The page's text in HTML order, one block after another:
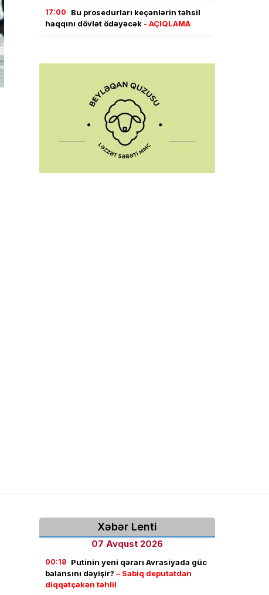
17:00
Bu prosedurları keçənlərin təhsil
haqqını dövlət ödəyəcək - AÇIQLAMA
Xəbər Lenti
07 Avqust 2026
00:18 Putinin yeni qərarı Avrasiyada güc
balansını dəyişir? – Sabiq deputatdan
diqqətçəkən təhlil